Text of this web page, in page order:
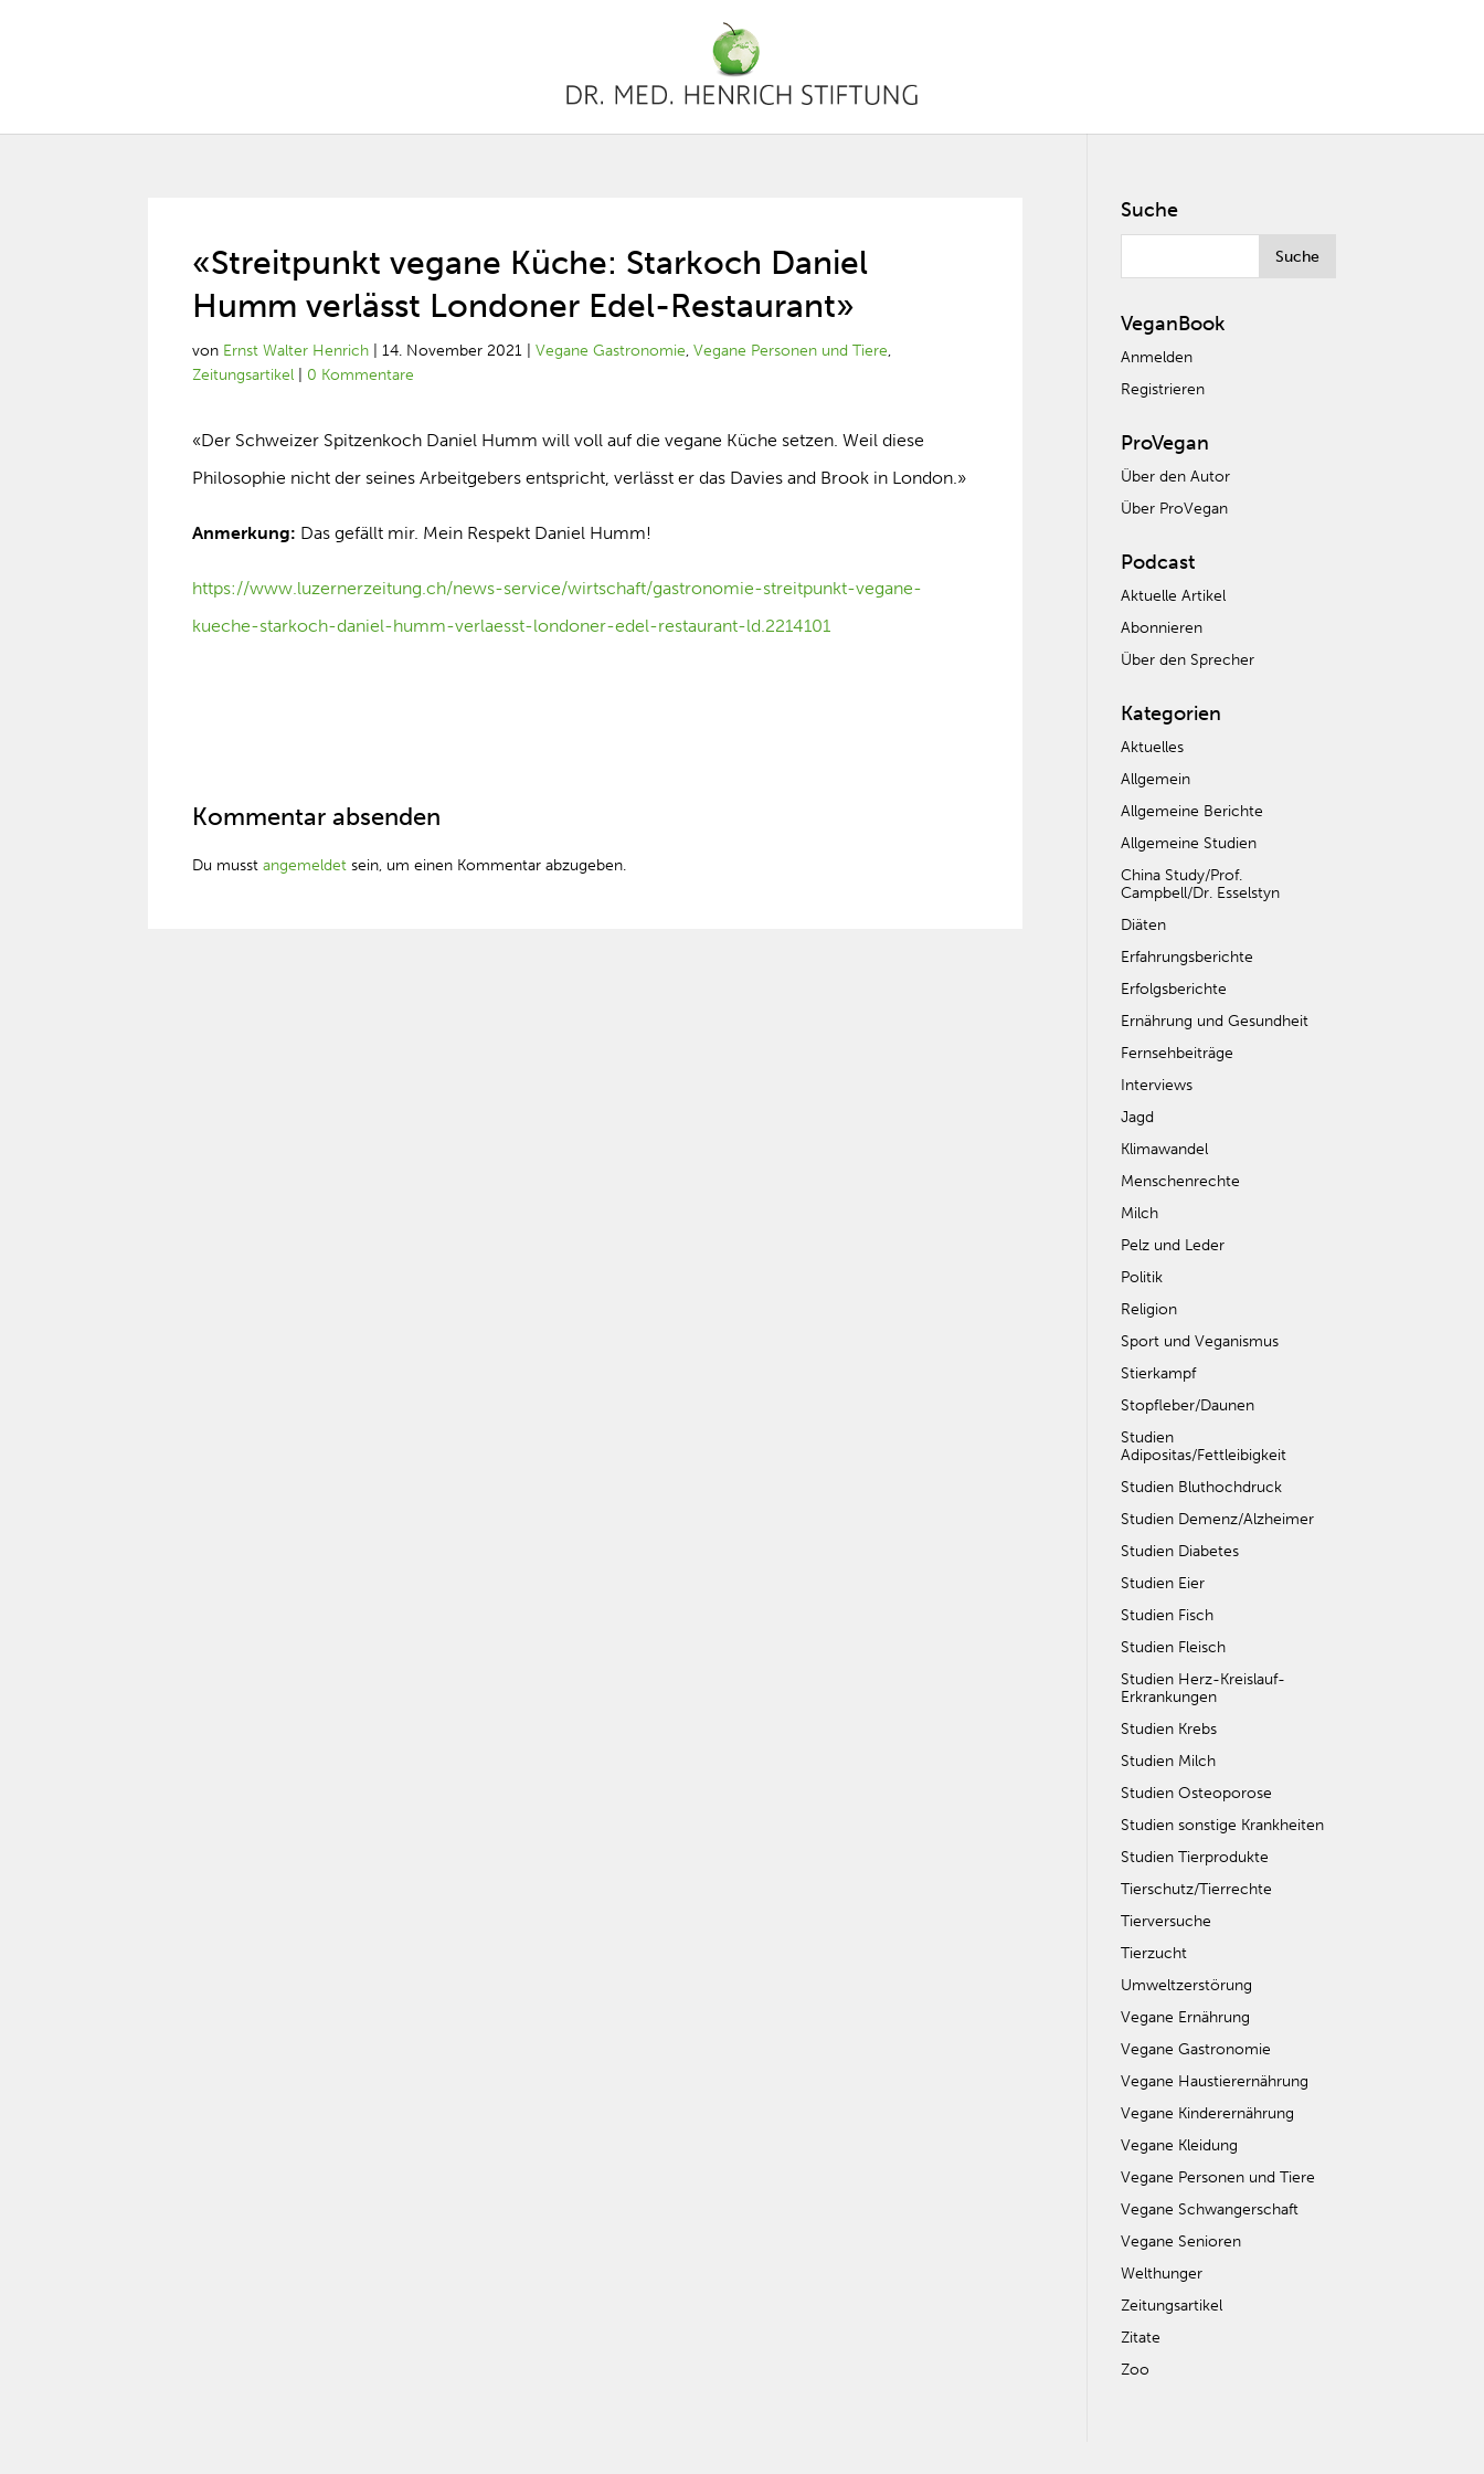
«Streitpunkt vegane Küche: Starkoch Daniel
Humm verlässt Londoner Edel-Restaurant»
von Ernst Walter Henrich |14. November 2021 |Vegane Gastronomie,Vegane Personen und Tiere,
Zeitungsartikel
0 Kommentare
«Der Schweizer Spitzenkoch Daniel Humm will voll auf die vegane Küche setzen. Weil diese
Philosophie nicht der seines Arbeitgebers entspricht, verlässt er das Davies and Brook in London.»
Anmerkung: Das gefällt mir. Mein Respekt Daniel Humm!
https://www.luzernerzeitung.ch/news-service/wirtschaft/gastronomie-streitpunkt-vegane-
kueche-starkoch-daniel-humm-verlaesst-londoner-edel-restaurant-ld.2214101
Kommentar absenden
Du musstangemeldet sein, um einen Kommentar abzugeben.
Suche
VeganBook
Anmelden
Registrieren
ProVegan
Über den Autor
Über ProVegan
Podcast
Aktuelle Artikel
Abonnieren
Über den Sprecher
Kategorien
Aktuelles
Allgemein
Allgemeine Berichte
Allgemeine Studien
China Study/Prof.
Campbell/Dr. Esselstyn
Diäten
Erfahrungsberichte
Erfolgsberichte
Ernährung und Gesundheit
Fernsehbeiträge
Interviews
Jagd
Klimawandel
Menschenrechte
Milch
Pelz und Leder
Politik
Religion
Sport und Veganismus
Stierkampf
Stopfleber/Daunen
Studien
Adipositas/Fettleibigkeit
Studien Bluthochdruck
Studien Demenz/Alzheimer
Studien Diabetes
Studien Eier
Studien Fisch
Studien Fleisch
Studien Herz-Kreislauf-
Erkrankungen
Studien Krebs
Studien Milch
Studien Osteoporose
Studien sonstige Krankheiten
Studien Tierprodukte
Tierschutz/Tierrechte
Tierversuche
Tierzucht
Umweltzerstörung
Vegane Ernährung
Vegane Gastronomie
Vegane Haustierernährung
Vegane Kinderernährung
Vegane Kleidung
Vegane Personen und Tiere
Vegane Schwangerschaft
Vegane Senioren
Welthunger
Zeitungsartikel
Zitate
Zoo